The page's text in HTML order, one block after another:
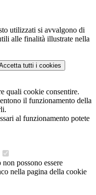
utilizzati si avvalgono di
alle finalità illustrate nella
tutti i cookies
quali cookie consentire.
il funzionamento della
al funzionamento potete
possono essere
nella pagina della cookie